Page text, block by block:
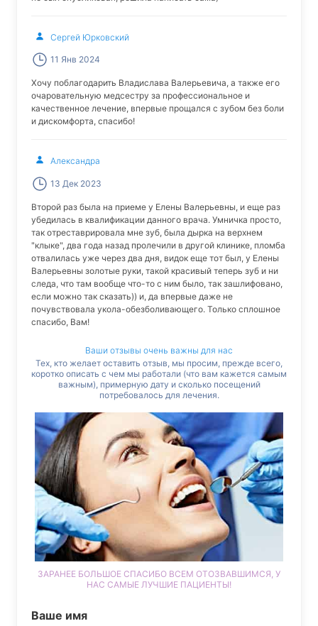
Сергей Юрковский
11 Янв 2024
Хочу поблагодарить Владислава Валерьевича, а также его
очаровательную медсестру за профессиональное и
качественное лечение, впервые прощался с зубом без боли
и дискомфорта, спасибо!
Александра
13 Дек 2023
Второй раз была на приеме у Елены Валерьевны, и еще раз
убедилась в квалификации данного врача. Умничка просто,
так отреставрировала мне зуб, была дырка на верхнем
"клыке", два года назад пролечили в другой клинике, пломба
отвалилась уже через два дня, видок еще тот был, у Елены
Валерьевны золотые руки, такой красивый теперь зуб и ни
следа, что там вообще что-то с ним было, так зашлифовано,
если можно так сказать)) и, да впервые даже не
почувствовала укола-обезболивающего. Только сплошное
спасибо, Вам!
Ваши отзывы очень важны для нас
Тех, кто желает оставить отзыв, мы просим, прежде всего,
коротко описать с чем мы работали (что вам кажется самым
важным), примерную дату и сколько посещений
потребовалось для лечения.
ЗАРАНЕЕ БОЛЬШОЕ СПАСИБО ВСЕМ ОТОЗВАВШИМСЯ, У
НАС САМЫЕ ЛУЧШИЕ ПАЦИЕНТЫ!
Ваше имя